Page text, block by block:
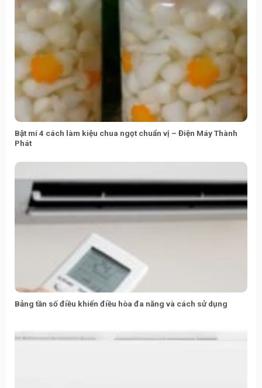
Bật mí 4 cách làm kiệu chua ngọt chuẩn vị – Điện Máy Thành
Phát
Bảng tần số điều khiển điều hòa đa năng và cách sử dụng